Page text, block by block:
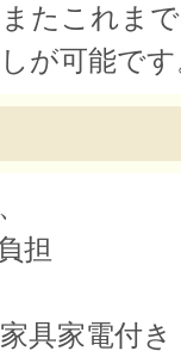
たこれま
が可能で
担
具家電付き